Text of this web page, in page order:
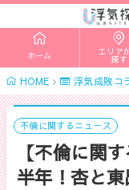
ホーム エリア
探す
HOME 浮気成敗コ
不倫に関するニュース
【不倫に関
半年！杏と